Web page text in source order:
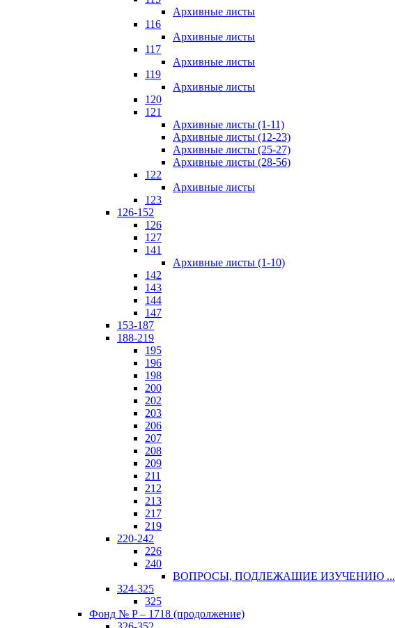
Архивные листы
116
Архивные листы
117
Архивные листы
119
Архивные листы
120
121
Архивные листы (1-11)
Архивные листы (12-23)
Архивные листы (25-27)
Архивные листы (28-56)
122
Архивные листы
123
126-152
126
127
141
Архивные листы (1-10)
142
143
144
147
153-187
188-219
195
196
198
200
202
203
206
207
208
209
211
212
213
217
219
220-242
226
240
ВОПРОСЫ, ПОДЛЕЖАЩИЕ ИЗУЧЕНИЮ ...
324-325
325
Фонд № P – 1718 (продолжение)